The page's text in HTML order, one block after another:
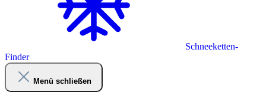
Schneeketten-
Finder
Menü schließen